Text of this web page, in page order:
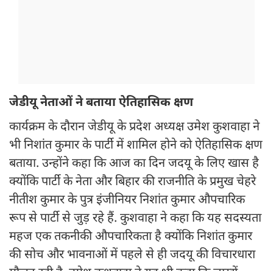
जेडीयू नेताओं ने बताया ऐतिहासिक क्षण
कार्यक्रम के दौरान जेडीयू के प्रदेश अध्यक्ष उमेश कुशवाहा ने
भी निशांत कुमार के पार्टी में शामिल होने को ऐतिहासिक क्षण
बताया. उन्होंने कहा कि आज का दिन जदयू के लिए खास है
क्योंकि पार्टी के नेता और बिहार की राजनीति के प्रमुख चेहरे
नीतीश कुमार के पुत्र इंजीनियर निशांत कुमार औपचारिक
रूप से पार्टी से जुड़ रहे हैं. कुशवाहा ने कहा कि यह सदस्यता
महज एक तकनीकी औपचारिकता है क्योंकि निशांत कुमार
की सोच और भावनाओं में पहले से ही जदयू की विचारधारा